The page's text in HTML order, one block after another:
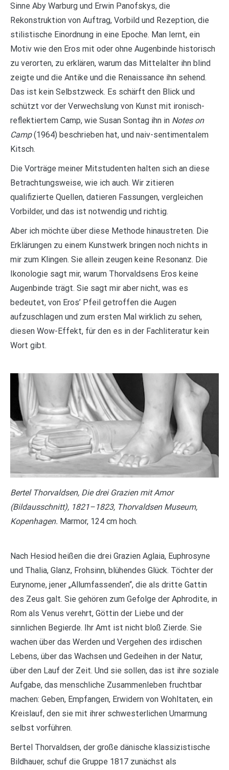
Sinne Aby Warburg und Erwin Panofskys, die
Rekonstruktion von Auftrag, Vorbild und Rezeption, die
stilistische Einordnung in eine Epoche. Man lernt, ein
Motiv wie den Eros mit oder ohne Augenbinde historisch
zu verorten, zu erklären, warum das Mittelalter ihn blind
zeigte und die Antike und die Renaissance ihn sehend.
Das ist kein Selbstzweck. Es schärft den Blick und
schützt vor der Verwechslung von Kunst mit ironisch-
reflektiertem Camp, wie Susan Sontag ihn in Notes on
Camp(1964) beschrieben hat, und naiv-sentimentalem
Kitsch.
Die Vorträge meiner Mitstudenten halten sich an diese
Betrachtungsweise, wie ich auch. Wir zitieren
qualifizierte Quellen, datieren Fassungen, vergleichen
Vorbilder, und das ist notwendig und richtig.
Aber ich möchte über diese Methode hinaustreten. Die
Erklärungen zu einem Kunstwerk bringen noch nichts in
mir zum Klingen. Sie allein zeugen keine Resonanz. Die
Ikonologie sagt mir, warum Thorvaldsens Eros keine
Augenbinde trägt. Sie sagt mir aber nicht, was es
bedeutet, von Eros’ Pfeil getroffen die Augen
aufzuschlagen und zum ersten Mal wirklich zu sehen,
diesen Wow-Effekt, für den es in der Fachliteratur kein
Wort gibt.
Bertel Thorvaldsen, Die drei Grazien mit Amor
(Bildausschnitt), 1821–1823, Thorvaldsen Museum,
Kopenhagen. Marmor, 124 cm hoch.
Nach Hesiod heißen die drei Grazien Aglaia, Euphrosyne
und Thalia, Glanz, Frohsinn, blühendes Glück. Töchter der
Eurynome, jener „Allumfassenden“, die als dritte Gattin
des Zeus galt. Sie gehören zum Gefolge der Aphrodite, in
Rom als Venus verehrt, Göttin der Liebe und der
sinnlichen Begierde. Ihr Amt ist nicht bloß Zierde. Sie
wachen über das Werden und Vergehen des irdischen
Lebens, über das Wachsen und Gedeihen in der Natur,
über den Lauf der Zeit. Und sie sollen, das ist ihre soziale
Aufgabe, das menschliche Zusammenleben fruchtbar
machen: Geben, Empfangen, Erwidern von Wohltaten, ein
Kreislauf, den sie mit ihrer schwesterlichen Umarmung
selbst vorführen.
Bertel Thorvaldsen, der große dänische klassizistische
Bildhauer, schuf die Gruppe 1817 zunächst als